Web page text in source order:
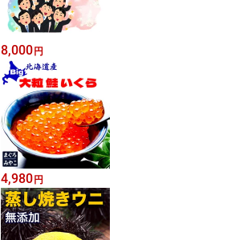
8,000 円
4,980 円